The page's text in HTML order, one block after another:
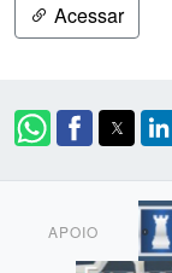
Acessar
APOIO